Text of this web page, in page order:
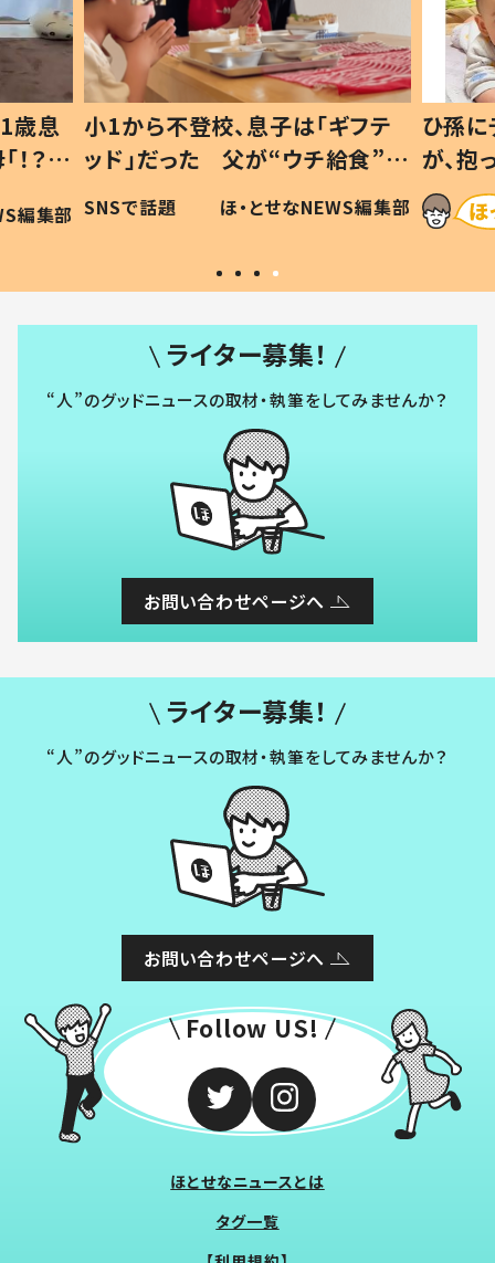
歳息
？」
編集部
小1から不登校、息子は「ギフテ
ッド」だった 父が“ウチ給食”を
作り続ける理由とは #令和の親
#令和の子
SNSで話題 ほ・とせなNEWS編集部
ひ孫
が、
「涙が
い」
ライター募集！
“人”のグッドニュースの取材・執筆をしてみませんか？
お問い合わせページへ
ライター募集！
“人”のグッドニュースの取材・執筆をしてみませんか？
お問い合わせページへ
Follow US!
ほとせなニュースとは
タグ一覧